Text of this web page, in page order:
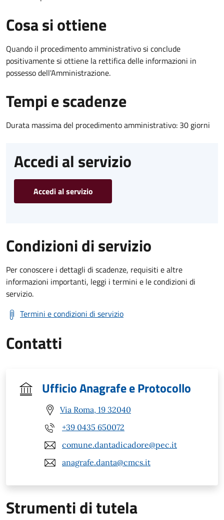
Cosa si ottiene
Quando il procedimento amministrativo si conclude
positivamente si ottiene la rettifica delle informazioni in
possesso dell'Amministrazione.
Tempi e scadenze
Durata massima del procedimento amministrativo: 30 giorni
Accedi al servizio
Accedi al servizio
Condizioni di servizio
Per conoscere i dettagli di scadenze, requisiti e altre
informazioni importanti, leggi i termini e le condizioni di
servizio.
Termini e condizioni di servizio
Contatti
Ufficio Anagrafe e Protocollo
Via Roma, 19 32040
+39 0435 650072
comune.dantadicadore@pec.it
anagrafe.danta@cmcs.it
Strumenti di tutela